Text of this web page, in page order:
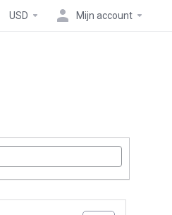
USD Mijn account